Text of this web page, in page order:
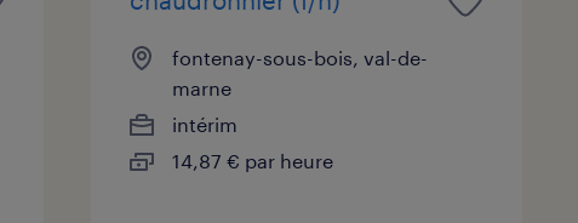
fontenay-sous-bois, val-de-
marne
intérim
14,87 € par heure